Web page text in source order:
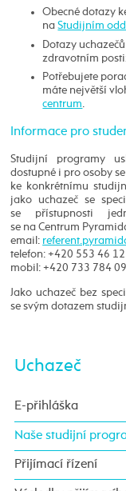
Obecné dotazy
naStudijním
Dotazy
zdravotním
Potřebujete
máte největší
centrum.
Informace pro
Studijní programy
dostupné i pro osoby
ke konkrétnímu
jako uchazeč se
se přístupnosti
se na Centrum
email:
telefon: +420 553 46
mobil: +420 733 784
Jako uchazeč bez
se svým dotazem
Uchazeč
E-přihláška
Naše studijní
Přijímací řízení